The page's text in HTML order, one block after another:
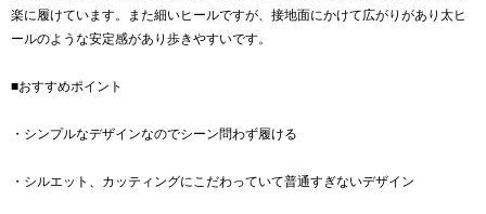
楽に履けています。また細いヒールですが、接地面にかけて広がりがあり太ヒ
ールのような安定感があり歩きやすいです。
■おすすめポイント
・シンプルなデザインなのでシーン問わず履ける
・シルエット、カッティングにこだわっていて普通すぎないデザイン